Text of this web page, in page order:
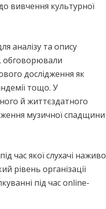
вивчення культурної
аналізу та опису
обговорювали
дослідження як
тощо. У
й життєздатного
музичної спадщини
час якої слухачі наживо
рівень організації
під час online-